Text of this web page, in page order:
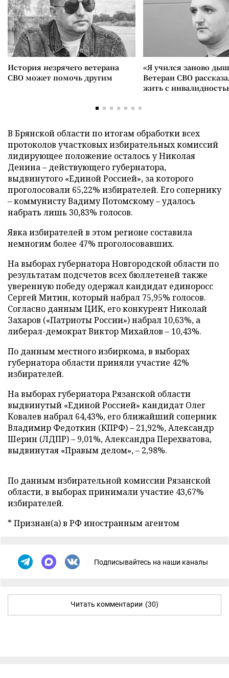
История незрячего ветерана
СВО может помочь другим
«Я учился заново
Ветеран СВО
жить с
В Брянской области по итогам обработки всех
протоколов участковых избирательных комиссий
лидирующее положение осталось у Николая
Денина– действующего губернатора,
выдвинутого «Единой Россией», за которого
проголосовали 65,22% избирателей. Его сопернику
–коммунисту Вадиму Потомскому–удалось
набрать лишь 30,83% голосов.
Явка избирателей в этом регионе составила
немногим более 47% проголосовавших.
На выборах губернатора Новгородской области по
результатам подсчетов всех бюллетеней также
уверенную победу одержал кандидат единоросс
Сергей Митин, который набрал 75,95% голосов.
Согласно данным ЦИК, его конкурент Николай
Захаров («Патриоты России») набрал 10,63%, а
либерал-демократ Виктор Михайлов – 10,43%.
По данным местного избиркома, в выборах
губернатора области приняли участие 42%
избирателей.
На выборах губернатора Рязанской области
выдвинутый «Единой Россией» кандидат Олег
Ковалев набрал 64,43%, его ближайший соперник
Владимир Федоткин (КПРФ)– 21,92%, Александр
Шерин (ЛДПР)– 9,01%, Александра Перехватова,
выдвинутая «Правым делом»,– 2,98%.
По данным избирательной комиссии Рязанской
области, в выборах принимали участие 43,67%
избирателей.
* Признан(а) в РФ иностранным агентом
Подписывайтесь на наши каналы
Читать комментарии (30)